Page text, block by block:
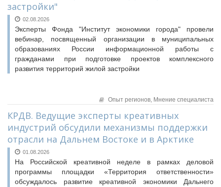
застройки"
02.08.2026
Эксперты Фонда "Институт экономики города" провели
вебинар, посвященный организации в муниципальных
образованиях России информационной работы с
гражданами при подготовке проектов комплексного
развития территорий жилой застройки
Опыт регионов, Мнение специалиста
КРДВ. Ведущие эксперты креативных
индустрий обсудили механизмы поддержки
отрасли на Дальнем Востоке и в Арктике
01.08.2026
На Российской креативной неделе в рамках деловой
программы площадки «Территория ответственности»
обсуждалось развитие креативной экономики Дальнего